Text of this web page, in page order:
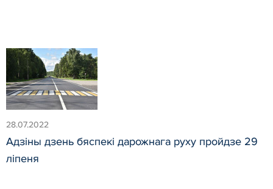
28.07.2022
Адзіны дзень бяспекі дарожнага руху пройдзе 29
ліпеня